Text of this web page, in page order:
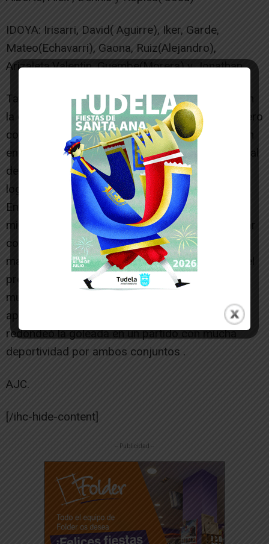
IDOYA: Irisarri, David( Aguirre), Iker, Garde,
Mateo(Echavarri), Gaona, Ruiz(Alejandro),
Arizaleta,Valentin, Guembe(Morera) y Jonathan
Tarde Calida en Las Tejerías con poco publico en
la grada, la primera parte fue de dominio local pero
con escaso juego fluido, los visitantes esperaban
en su terreno para efectuar alguna contra y al final
de esta parte y tras varias ocasiones los locales
lograron dos tantos y asi se llego a el descanso.
En la segunda mitad el partido seguía con la
misma tónica, aunque los locales intentaban jugar
con criterio la pelota y el equipo visitante acuso
mas el esfuerzo, los blanquiazules encontraron el
premio del tercer gol obra de Alex, el partido fue
muy de cara para los locales ya que el Idoya
apenas tuvo una ocasión en esta mitad, Morella
redondeó la goleada en un partido con mucha
deportividad por ambos conjuntos .
AJC.
[/ihc-hide-content]
-- Publicidad --